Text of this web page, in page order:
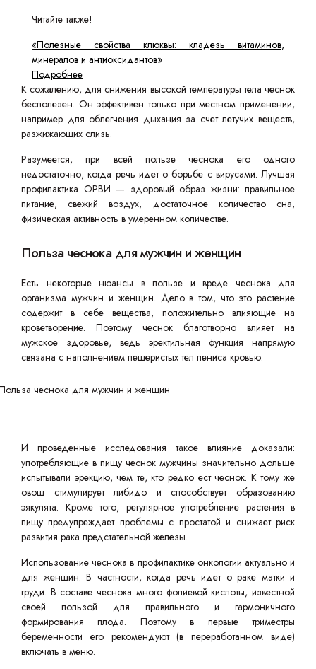
Читайте также!
«Полезные свойства клюквы: кладезь витаминов,
минералов и антиоксидантов»
Подробнее
К сожалению, для снижения высокой температуры тела чеснок
бесполезен. Он эффективен только при местном применении,
например для облегчения дыхания за счет летучих веществ,
разжижающих слизь.
Разумеется, при всей пользе чеснока его одного
недостаточно, когда речь идет о борьбе с вирусами. Лучшая
профилактика ОРВИ — здоровый образ жизни: правильное
питание, свежий воздух, достаточное количество сна,
физическая активность в умеренном количестве.
Польза чеснока для мужчин и женщин
Есть некоторые нюансы в пользе и вреде чеснока для
организма мужчин и женщин. Дело в том, что это растение
содержит в себе вещества, положительно влияющие на
кроветворение. Поэтому чеснок благотворно влияет на
мужское здоровье, ведь эректильная функция напрямую
связана с наполнением пещеристых тел пениса кровью.
И проведенные исследования такое влияние доказали:
употребляющие в пищу чеснок мужчины значительно дольше
испытывали эрекцию, чем те, кто редко ест чеснок. К тому же
овощ стимулирует либидо и способствует образованию
эякулята. Кроме того, регулярное употребление растения в
пищу предупреждает проблемы с простатой и снижает риск
развития рака предстательной железы.
Использование чеснока в профилактике онкологии актуально и
для женщин. В частности, когда речь идет о раке матки и
груди. В составе чеснока много фолиевой кислоты, известной
своей пользой для правильного и гармоничного
формирования плода. Поэтому в первые триместры
беременности его рекомендуют (в переработанном виде)
включать в меню.